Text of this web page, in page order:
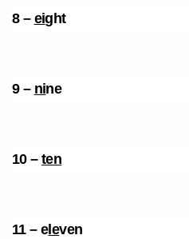
8 – eight
9 – nine
10 – ten
11 – eleven